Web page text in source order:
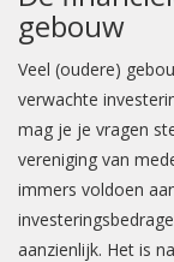
gebouw
Veel (oudere)
verwachte
mag je je vragen
vereniging van
immers voldoen
aanzienlijk. Het is